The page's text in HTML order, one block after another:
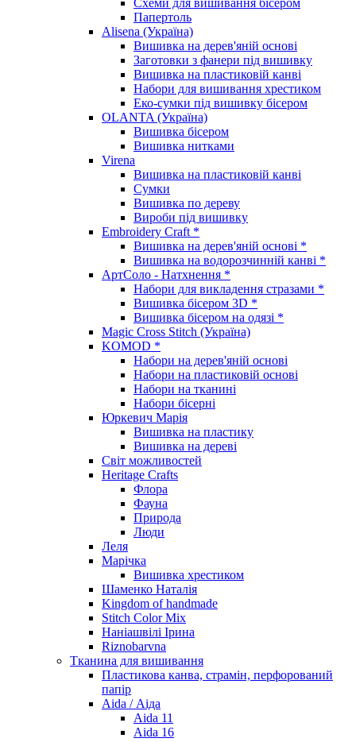
Папертоль
Alisena (Україна)
Вишивка на дерев'яній основі
Заготовки з фанери під вишивку
Вишивка на пластиковій канві
Набори для вишивання хрестиком
Еко-сумки під вишивку бісером
OLANTA (Україна)
Вишивка бісером
Вишивка нитками
Virena
Вишивка на пластиковій канві
Сумки
Вишивка по дереву
Вироби під вишивку
Embroidery Craft *
Вишивка на дерев'яній основі *
Вишивка на водорозчинній канві *
АртСоло - Натхнення *
Набори для викладення стразами *
Вишивка бісером 3D *
Вишивка бісером на одязі *
Magic Cross Stitch (Україна)
KOMOD *
Набори на дерев'яній основі
Набори на пластиковій основі
Набори на тканині
Набори бісерні
Юркевич Марія
Вишивка на пластику
Вишивка на дереві
Світ можливостей
Heritage Crafts
Флора
Фауна
Природа
Люди
Леля
Марічка
Вишивка хрестиком
Шаменко Наталія
Kingdom of handmade
Stitch Color Mix
Наніашвілі Ірина
Riznobarvna
Тканина для вишивання
Пластикова канва, страмін, перфорований
папір
Aida / Аіда
Aida 11
Aida 16